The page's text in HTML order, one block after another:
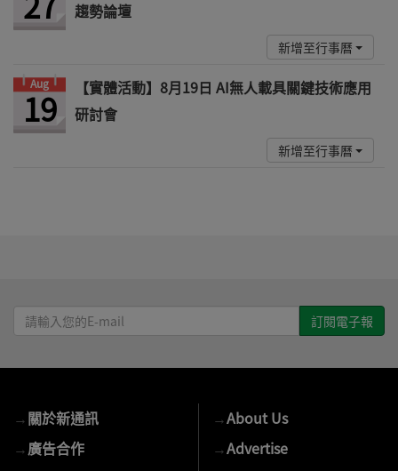
趨勢論壇
新增至行事曆
Aug
19
【實體活動】8月19日 AI無人載具關鍵技術應用
研討會
新增至行事曆
請
輸
E-
mail
→關於新通訊
→廣告合作
→About Us
→Advertise